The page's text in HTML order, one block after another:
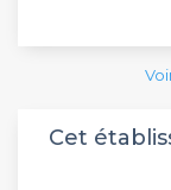
Cet